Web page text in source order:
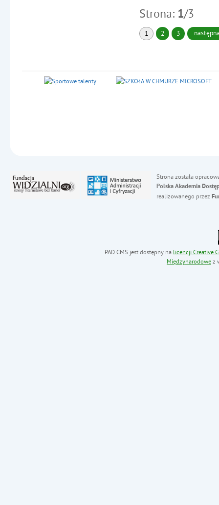
Strona: 1/3
Strona: bieżąca
1 Strona:
2 Strona:
3
Strona została
Polska Akademia
realizowanego przez
PAD CMS jest dostępny na licencji Creative
Międzynarodowe z